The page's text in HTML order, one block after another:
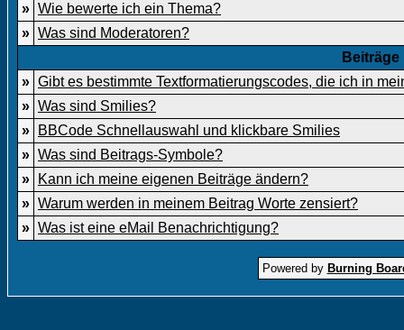
» Wie bewerte ich ein Thema?
» Was sind Moderatoren?
» Gibt es bestimmte Textformatierungscodes, die ich in
» Was sind Smilies?
»
BBCode Schnellauswahl und klickbare Smilies
» Was sind Beitrags-Symbole?
»
Kann ich meine eigenen Beiträge ändern?
» Warum werden in meinem Beitrag Worte zensiert?
» Was ist eine eMail Benachrichtigung?
Powered by Burning